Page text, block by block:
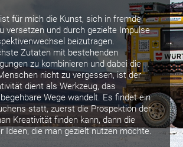
ist für mich die Kunst, sich in fremde
versetzen und durch gezielte Impulse
beizutragen.
Zutaten mit bestehenden
zu kombinieren und dabei die
nicht zu vergessen, ist der
dient als Werkzeug, das
Wege wandelt. Es findet ein
statt, zuerst die Prospektion der
Kreativität finden kann, dann die
Ideen, die man gezielt nutzen möchte.